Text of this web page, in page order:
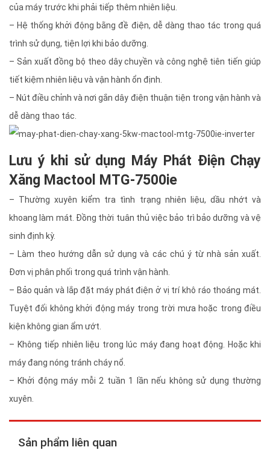
của máy trước khi phải tiếp thêm nhiên liệu.
– Hệ thống khởi động bằng đề điện, dễ dàng thao tác trong quá
trình sử dụng, tiện lợi khi bảo dưỡng.
– Sản xuất đồng bộ theo dây chuyền và công nghệ tiên tiến giúp
tiết kiệm nhiên liệu và vận hành ổn định.
– Nút điều chỉnh và nơi gắn dây điện thuận tiện trong vận hành và
dễ dàng thao tác.
Lưu ý khi sử dụng Máy Phát Điện Chạy
Xăng Mactool MTG-7500ie
– Thường xuyên kiểm tra tình trạng nhiên liệu, dầu nhớt và
khoang làm mát. Đồng thời tuân thủ việc bảo trì bảo dưỡng và vệ
sinh định kỳ.
– Làm theo hướng dẫn sử dụng và các chú ý từ nhà sản xuất.
Đơn vị phân phối trong quá trình vận hành.
– Bảo quản và lắp đặt máy phát điện ở vị trí khô ráo thoáng mát.
Tuyệt đối không khởi động máy trong trời mưa hoặc trong điều
kiện không gian ẩm ướt.
– Không tiếp nhiên liệu trong lúc máy đang hoạt động. Hoặc khi
máy đang nóng tránh cháy nổ.
– Khởi động máy mỗi 2 tuần 1 lần nếu không sử dụng thường
xuyên.
Sản phẩm liên quan